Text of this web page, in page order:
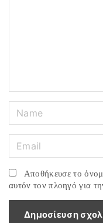
a
m
m
a
i
l
Αποθήκευσε το
αυτόν τον πλοηγό για